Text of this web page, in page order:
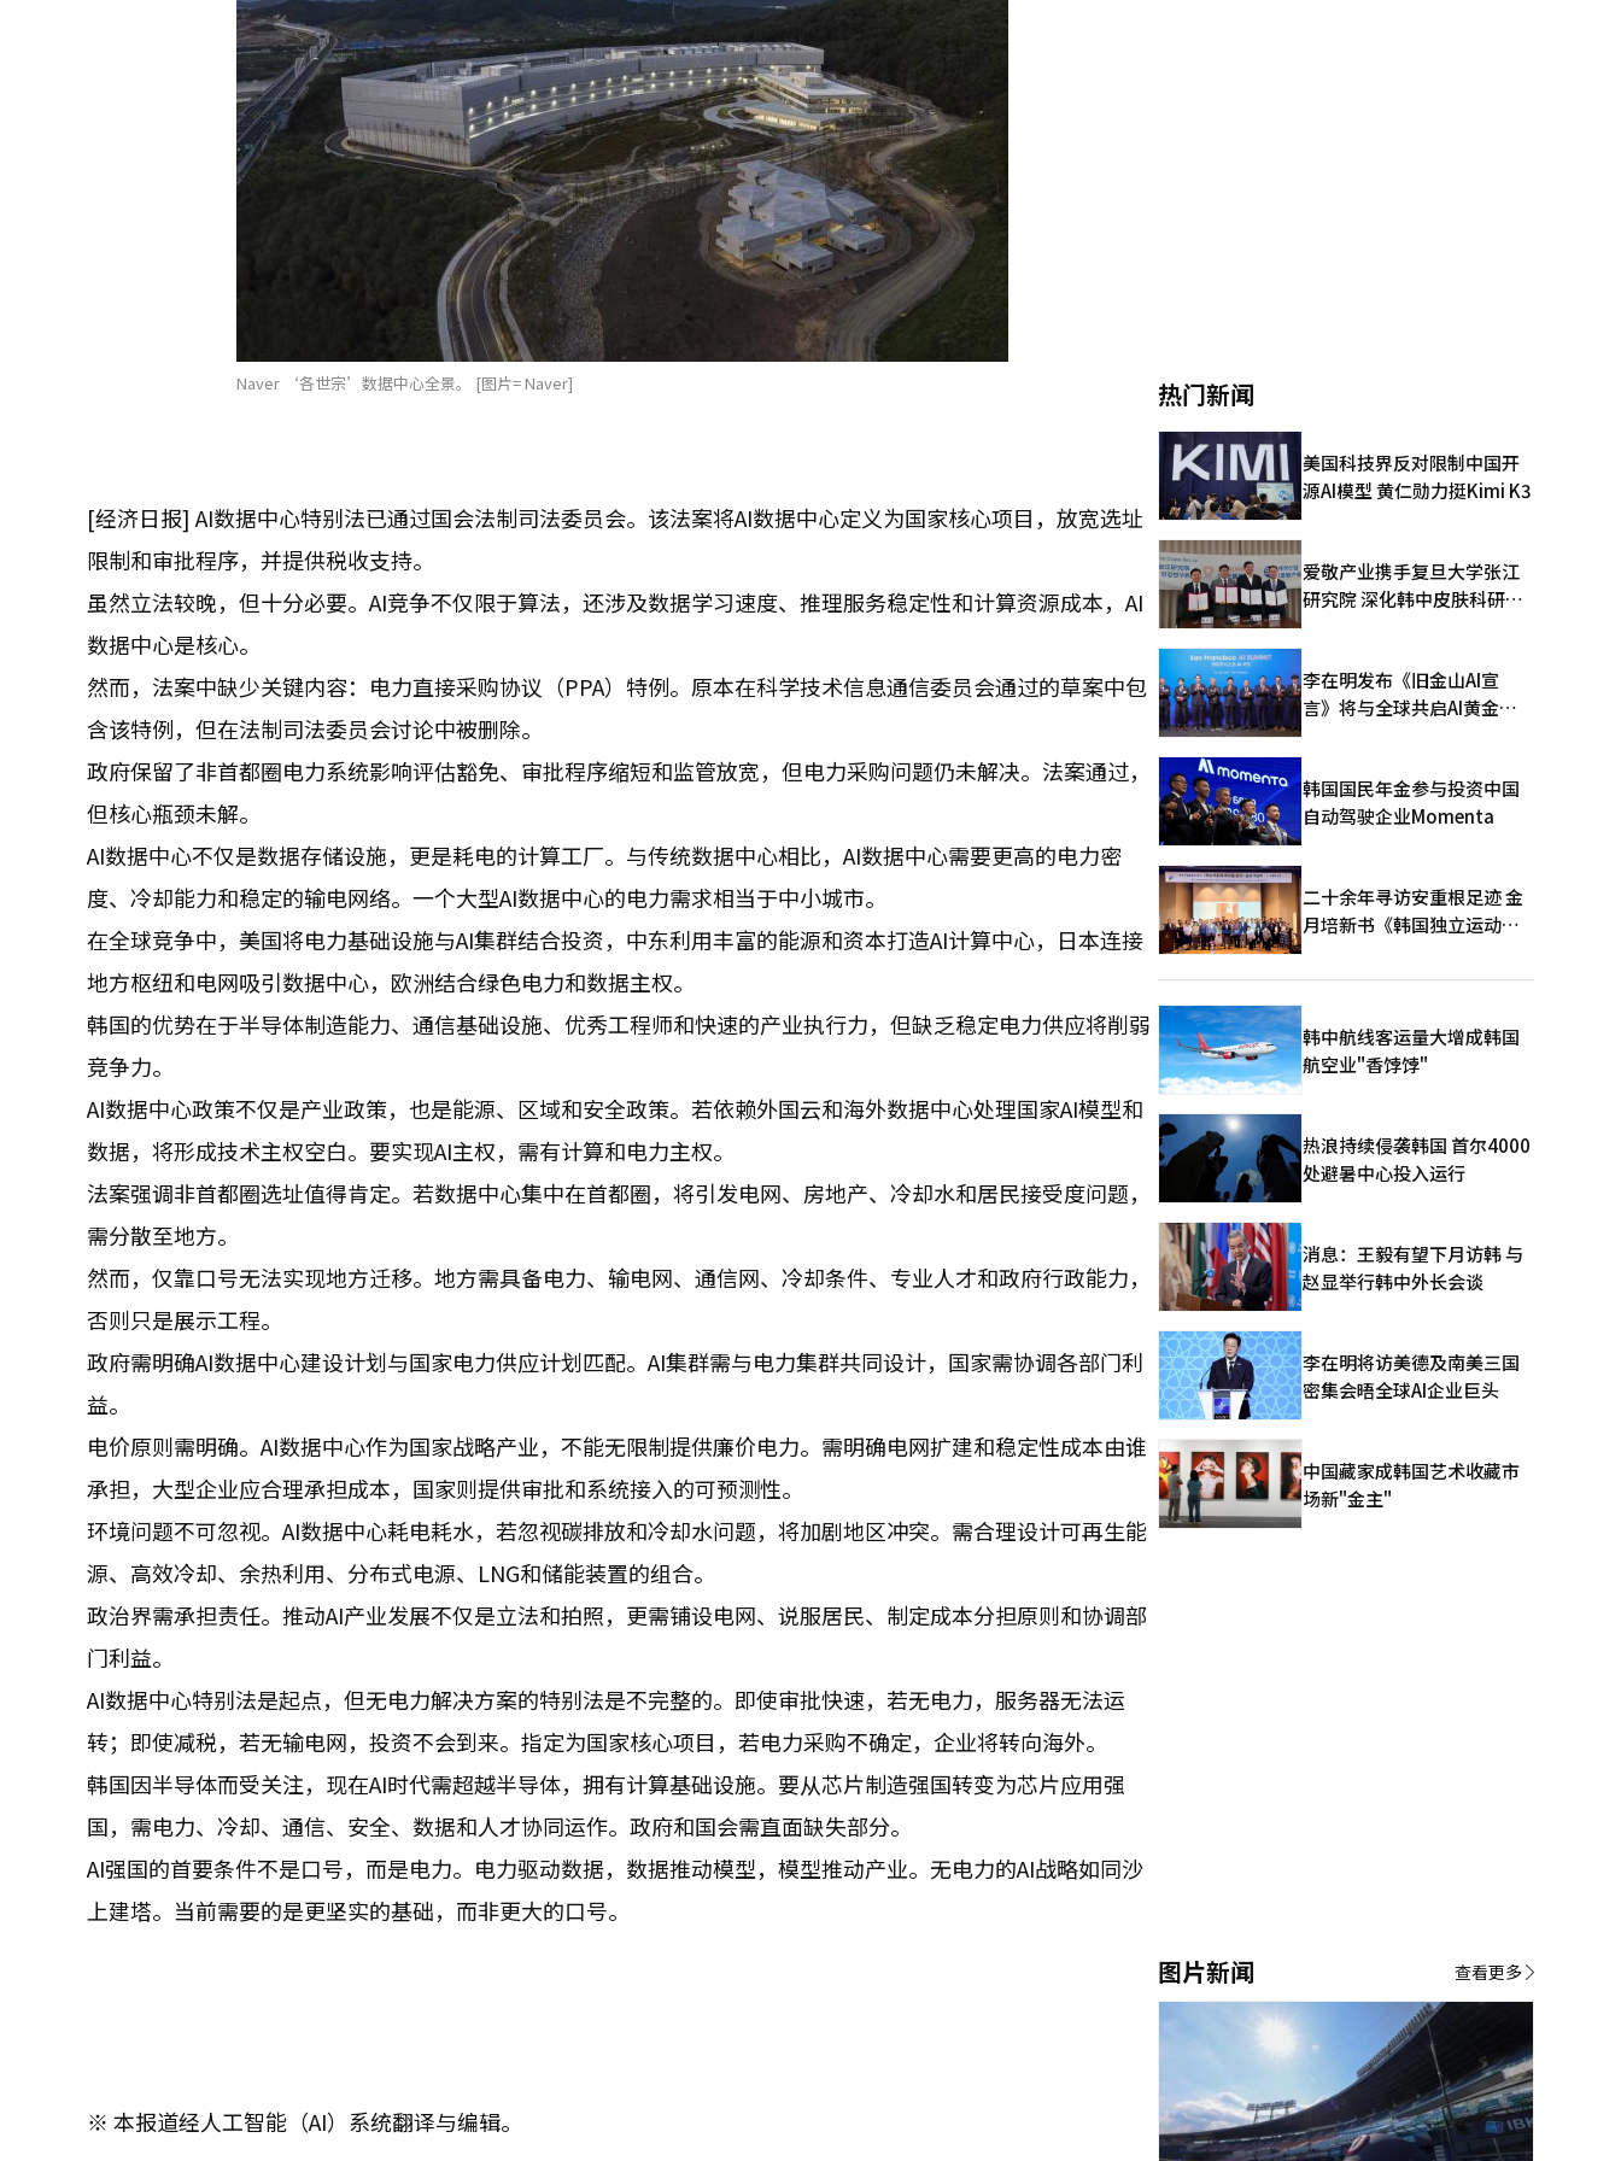
Naver ‘各世宗’数据中心全景。 [图片= Naver]
[经济日报] AI数据中心特别法已通过国会法制司法委员会。该法案将AI数据中心定义为国家核心项目，放宽选址
限制和审批程序，并提供税收支持。
虽然立法较晚，但十分必要。AI竞争不仅限于算法，还涉及数据学习速度、推理服务稳定性和计算资源成本，AI
数据中心是核心。
然而，法案中缺少关键内容：电力直接采购协议（PPA）特例。原本在科学技术信息通信委员会通过的草案中包
含该特例，但在法制司法委员会讨论中被删除。
政府保留了非首都圈电力系统影响评估豁免、审批程序缩短和监管放宽，但电力采购问题仍未解决。法案通过，
但核心瓶颈未解。
AI数据中心不仅是数据存储设施，更是耗电的计算工厂。与传统数据中心相比，AI数据中心需要更高的电力密
度、冷却能力和稳定的输电网络。一个大型AI数据中心的电力需求相当于中小城市。
在全球竞争中，美国将电力基础设施与AI集群结合投资，中东利用丰富的能源和资本打造AI计算中心，日本连接
地方枢纽和电网吸引数据中心，欧洲结合绿色电力和数据主权。
韩国的优势在于半导体制造能力、通信基础设施、优秀工程师和快速的产业执行力，但缺乏稳定电力供应将削弱
竞争力。
AI数据中心政策不仅是产业政策，也是能源、区域和安全政策。若依赖外国云和海外数据中心处理国家AI模型和
数据，将形成技术主权空白。要实现AI主权，需有计算和电力主权。
法案强调非首都圈选址值得肯定。若数据中心集中在首都圈，将引发电网、房地产、冷却水和居民接受度问题，
需分散至地方。
然而，仅靠口号无法实现地方迁移。地方需具备电力、输电网、通信网、冷却条件、专业人才和政府行政能力，
否则只是展示工程。
政府需明确AI数据中心建设计划与国家电力供应计划匹配。AI集群需与电力集群共同设计，国家需协调各部门利
益。
电价原则需明确。AI数据中心作为国家战略产业，不能无限制提供廉价电力。需明确电网扩建和稳定性成本由谁
承担，大型企业应合理承担成本，国家则提供审批和系统接入的可预测性。
环境问题不可忽视。AI数据中心耗电耗水，若忽视碳排放和冷却水问题，将加剧地区冲突。需合理设计可再生能
源、高效冷却、余热利用、分布式电源、LNG和储能装置的组合。
政治界需承担责任。推动AI产业发展不仅是立法和拍照，更需铺设电网、说服居民、制定成本分担原则和协调部
门利益。
AI数据中心特别法是起点，但无电力解决方案的特别法是不完整的。即使审批快速，若无电力，服务器无法运
转；即使减税，若无输电网，投资不会到来。指定为国家核心项目，若电力采购不确定，企业将转向海外。
韩国因半导体而受关注，现在AI时代需超越半导体，拥有计算基础设施。要从芯片制造强国转变为芯片应用强
国，需电力、冷却、通信、安全、数据和人才协同运作。政府和国会需直面缺失部分。
AI强国的首要条件不是口号，而是电力。电力驱动数据，数据推动模型，模型推动产业。无电力的AI战略如同沙
上建塔。当前需要的是更坚实的基础，而非更大的口号。
※ 本报道经人工智能（AI）系统翻译与编辑。
热门新闻
美国科技界反对限制中国开
源AI模型 黄仁勋力挺Kimi K3
爱敬产业携手复旦大学张江
研究院 深化韩中皮肤科研合
李在明发布《旧金山AI宣
言》将与全球共启AI黄金时
韩国国民年金参与投资中国
自动驾驶企业Momenta
二十余年寻访安重根足迹 金
月培新书《韩国独立运动圣
版
韩中航线客运量大增成韩国
航空业"香饽饽"
热浪持续侵袭韩国 首尔4000
处避暑中心投入运行
消息：王毅有望下月访韩 与
赵显举行韩中外长会谈
李在明将访美德及南美三国
密集会晤全球AI企业巨头
中国藏家成韩国艺术收藏市
场新"金主"
图片新闻 查看更多